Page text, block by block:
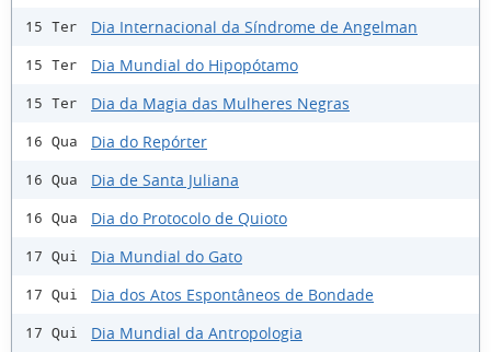
15 Ter Dia Internacional da Síndrome de Angelman
15 Ter Dia Mundial do Hipopótamo
15 Ter Dia da Magia das Mulheres Negras
16 Qua Dia do Repórter
16 Qua Dia de Santa Juliana
16 Qua Dia do Protocolo de Quioto
17 Qui Dia Mundial do Gato
17 Qui Dia dos Atos Espontâneos de Bondade
17 Qui Dia Mundial da Antropologia